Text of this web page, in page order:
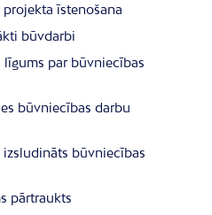
projekta īstenošana
būvdarbi
līgums par būvniecības
būvniecības darbu
būvniecības
pārtraukts